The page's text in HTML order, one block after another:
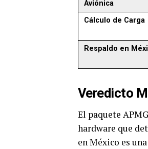
Aviónica
Cálculo de Carga
Respaldo en
Veredicto
El paquete
hardware que
en México es